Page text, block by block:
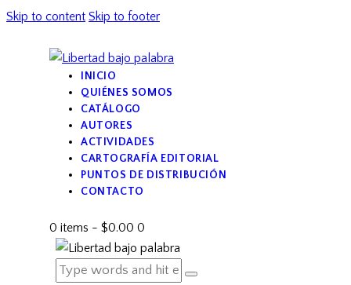
Skip to content Skip to footer
INICIO
QUIÉNES SOMOS
CATÁLOGO
AUTORES
ACTIVIDADES
CARTOGRAFÍA EDITORIAL
PUNTOS DE DISTRIBUCIÓN
CONTACTO
0 items - $0.00 0